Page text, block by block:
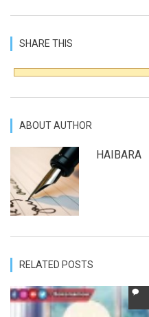
SHARE THIS
ABOUT AUTHOR
HAIBARA
RELATED POSTS